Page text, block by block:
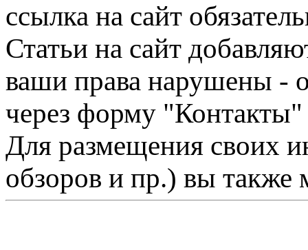
ссылка на сайт
Статьи на сайт
ваши права нарушены -
через форму "Контакты"
Для размещения своих
обзоров и пр.) вы также